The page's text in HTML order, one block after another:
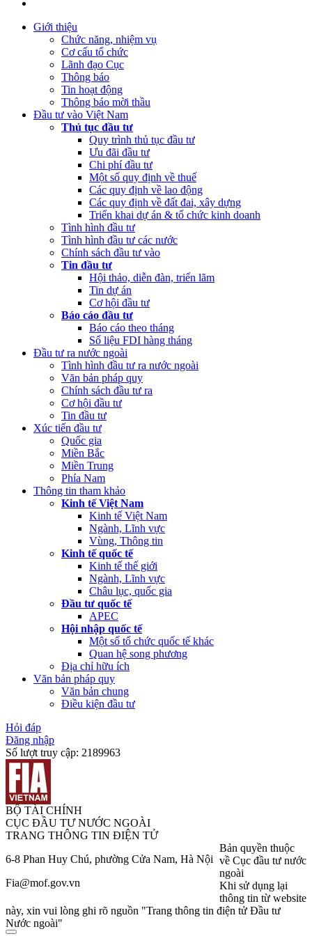
Quý 2 năm 2023
(Thứ Tư, 12/04/2023 03:20)
thực hiện dự toán NSNN Quý 1 năm 2023
(Thứ Ba, 21/03/2023 04:55)
2022 của Ban Quản lý dự án Nâng cấp và phát triển Hệ thống
thông tin quốc gia về đầu tư
(Thứ Hai, 20/03/2023 05:26)
NSNN Quý 4 và cả năm 2022
(Thứ Hai, 20/03/2023 05:17)Công bố công khai quyết toán ngân
sách nhà nước năm 2022 cùa Trung tâm Xúc tiến đầu tư phía Bắc
(Thứ Sáu, 24/02/2023 05:43)Việt Nam, Bỉ thúc đẩy hợp tác đổi
Giới thiệu
Chức năng, nhiệm vụ
Cơ cấu tổ chức
Lãnh đạo Cục
Thông báo
Tin hoạt động
Thông báo mời thầu
Đầu tư vào Việt Nam
Thủ tục đầu tư
Quy trình thủ tục đầu tư
Ưu đãi đầu tư
Chi phí đầu tư
Một số quy định về thuế
Các quy định về lao động
Các quy định về đất đai, xây dựng
Triển khai dự án & tổ chức kinh doanh
Tình hình đầu tư
Tình hình đầu tư các nước
Chính sách đầu tư vào
Tin đầu tư
Hội thảo, diễn đàn, triển lãm
Tin dự án
Cơ hội đầu tư
Báo cáo đầu tư
Báo cáo theo tháng
Số liệu FDI hàng tháng
Đầu tư ra nước ngoài
Tình hình đầu tư ra nước ngoài
Văn bản pháp quy
Chính sách đầu tư ra
Cơ hội đầu tư
Tin đầu tư
Xúc tiến đầu tư
Quốc gia
Miền Bắc
Miền Trung
Phía Nam
Thông tin tham khảo
Kinh tế Việt Nam
Kinh tế Việt Nam
Ngành, Lĩnh vực
Vùng, Thông tin
Kinh tế quốc tế
Kinh tế thế giới
Ngành, Lĩnh vực
Châu lục, quốc gia
Đầu tư quốc tế
APEC
Hội nhập quốc tế
Một số tổ chức quốc tế khác
Quan hệ song phương
Địa chỉ hữu ích
Văn bản pháp quy
Văn bản chung
Điều kiện đầu tư
Hỏi đáp
Đăng nhập
Số lượt truy cập: 2189963
BỘ TÀI CHÍNH
CỤC ĐẦU TƯ NƯỚC NGOÀI
TRANG THÔNG TIN ĐIỆN TỬ
6-8 Phan Huy Chú, phường Cửa Nam, Hà Nội
Fia@mof.gov.vn
Bản quyền thuộc
về Cục đầu tư nước
ngoài
Khi sử dụng lại
thông tin từ website
này, xin vui lòng ghi rõ nguồn "Trang thông tin điện tử Đầu tư
Nước ngoài"